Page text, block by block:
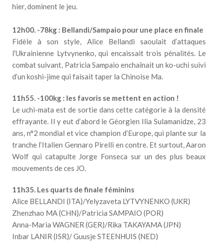
hier, dominent le jeu.
12h00. -78kg : Bellandi/Sampaio pour une place en finale
Fidèle à son style, Alice Bellandi saoulait d’attaques
l’Ukrainienne Lytvynenko, qui encaissait trois pénalités. Le
combat suivant, Patricia Sampaio enchaînait un ko-uchi suivi
d’un koshi-jime qui faisait taper la Chinoise Ma.
11h55. -100kg : les favoris se mettent en action !
Le uchi-mata est de sortie dans cette catégorie à la densité
effrayante. Il y eut d’abord le Géorgien Ilia Sulamanidze, 23
ans, n°2 mondial et vice champion d’Europe, qui plante sur la
tranche l’Italien Gennaro Pirelli en contre. Et surtout, Aaron
Wolf qui catapulte Jorge Fonseca sur un des plus beaux
mouvements de ces JO.
11h35. Les quarts de finale féminins
Alice BELLANDI (ITA)/Yelyzaveta LYTVYNENKO (UKR)
Zhenzhao MA (CHN)/Patricia SAMPAIO (POR)
Anna-Maria WAGNER (GER)/Rika TAKAYAMA (JPN)
Inbar LANIR (ISR)/ Guusje STEENHUIS (NED)